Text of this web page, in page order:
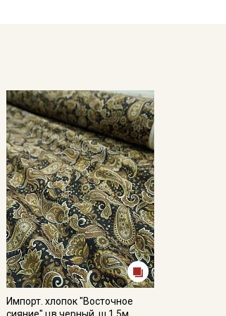
Импорт. хлопок "Восточное